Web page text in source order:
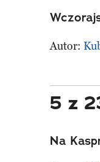
Autor:
5 z
Na